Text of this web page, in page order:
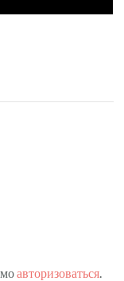
авторизоваться.